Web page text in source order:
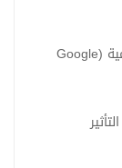
• تعزيز ظهور الأبحاث في محركات البحث الأكاديمية (Google